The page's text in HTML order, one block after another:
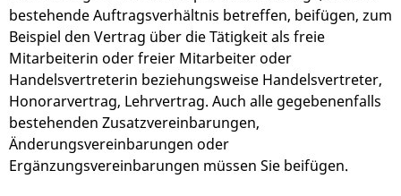
bestehende Auftragsverhältnis betreffen, beifügen, zum
Beispiel den Vertrag über die Tätigkeit als freie
Mitarbeiterin oder freier Mitarbeiter oder
Handelsvertreterin beziehungsweise Handelsvertreter,
Honorarvertrag, Lehrvertrag. Auch alle gegebenenfalls
bestehenden Zusatzvereinbarungen,
Änderungsvereinbarungen oder
Ergänzungsvereinbarungen müssen Sie beifügen.